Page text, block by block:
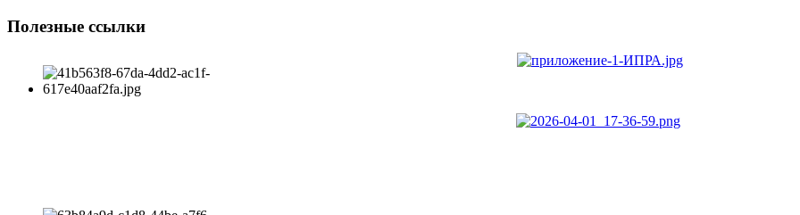
Полезные ссылки